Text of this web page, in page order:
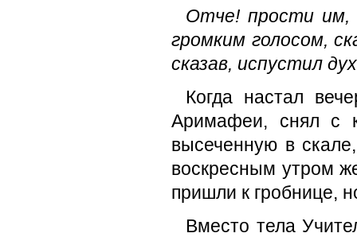
Отче! прости им,
громким голосом,
сказав, испустил
Когда настал
Аримафеи, снял с
высеченную в
воскресным утром
пришли к гробнице,
Вместо тела